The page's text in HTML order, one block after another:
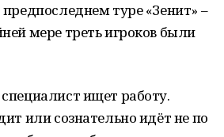
туре «Зенит» –
мере треть игроков были
ищет работу.
или сознательно идёт не по